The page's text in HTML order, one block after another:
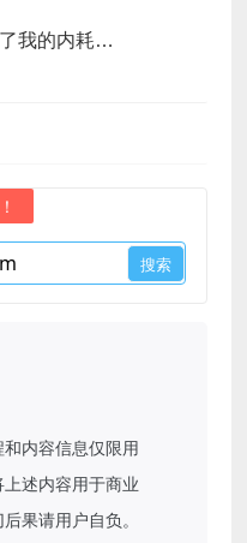
我的内耗…
内容信息仅限用
述内容用于商业
果请用户自负。